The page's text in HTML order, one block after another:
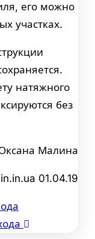
его можно
участках.
натяжного
без
Малина
01.04.19